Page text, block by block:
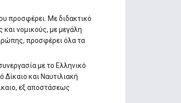
προσφέρει. Με διδακτικό
νομικούς, με μεγάλη
προσφέρει όλα τα
με το Ελληνικό
και Ναυτιλιακή
εξ αποστάσεως